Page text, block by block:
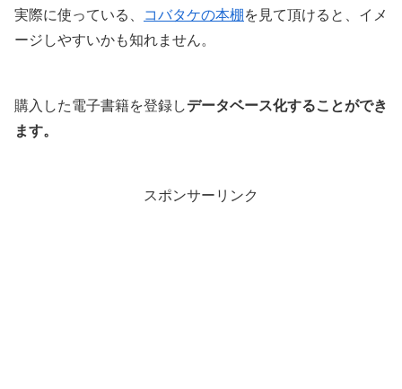
実際に使っている、 コバタケの本棚 を見て頂けると、イメ
ージしやすいかも知れません。
購入した電子書籍を登録しデータベース化することができ
ます。
スポンサーリンク